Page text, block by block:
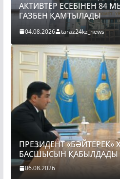
АКТИВТЕР ЕСЕБІНЕН 84
ГАЗБЕН ҚАМТЫЛАДЫ
04.08.2026 taraz24kz_news
ПРЕЗИДЕНТ «БӘЙТЕРЕК»
БАСШЫСЫН ҚАБЫЛДАДЫ
06.08.2026